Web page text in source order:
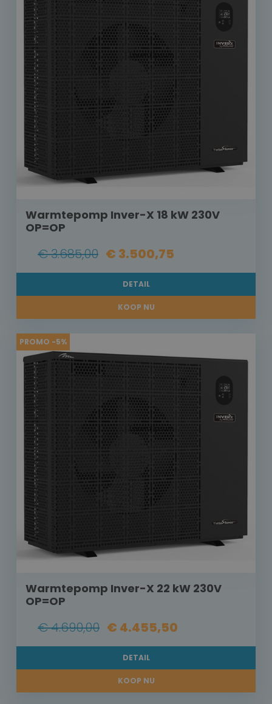
Warmtepomp Inver-X 18 kW 230V
OP=OP
€ 3.685,00 € 3.500,75
DETAIL
KOOP NU
PROMO -5%
Warmtepomp Inver-X 22 kW 230V
OP=OP
€ 4.690,00 € 4.455,50
DETAIL
KOOP NU